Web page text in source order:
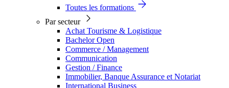
Toutes les formations
Par secteur
Achat Tourisme & Logistique
Bachelor Open
Commerce / Management
Communication
Gestion / Finance
Immobilier, Banque Assurance et Notariat
International Business